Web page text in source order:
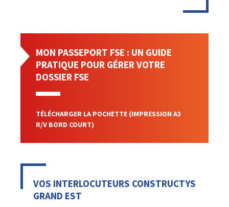
MON PASSEPORT FSE : UN GUIDE
PRATIQUE POUR GÉRER VOTRE
DOSSIER FSE
TÉLÉCHARGER LA POCHETTE (IMPRESSION A3
R/V BORD COURT)
VOS INTERLOCUTEURS CONSTRUCTYS
GRAND EST